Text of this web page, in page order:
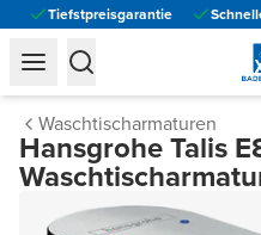
Tiefstpreisgarantie
Waschtischarmaturen
Hansgrohe Talis